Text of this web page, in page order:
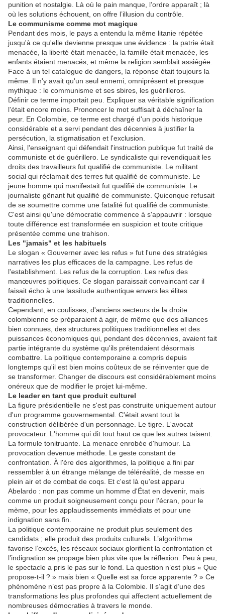
punition et nostalgie. Là où le pain manque, l’ordre apparaît ; là
où les solutions échouent, on offre l’illusion du contrôle.
Le communisme comme mot magique
Pendant des mois, le pays a entendu la même litanie répétée
jusqu'à ce qu'elle devienne presque une évidence : la patrie était
menacée, la liberté était menacée, la famille était menacée, les
enfants étaient menacés, et même la religion semblait assiégée.
Face à un tel catalogue de dangers, la réponse était toujours la
même. Il n'y avait qu'un seul ennemi, omniprésent et presque
mythique : le communisme et ses sbires, les guérilleros.
Définir ce terme importait peu. Expliquer sa véritable signification
l'était encore moins. Prononcer le mot suffisait à déchaîner la
peur. En Colombie, ce terme est chargé d'un poids historique
considérable et a servi pendant des décennies à justifier la
persécution, la stigmatisation et l'exclusion.
Ainsi, l'enseignant qui défendait l'instruction publique fut traité de
communiste et de guérillero. Le syndicaliste qui revendiquait les
droits des travailleurs fut qualifié de communiste. Le militant
social qui réclamait des terres fut qualifié de communiste. Le
jeune homme qui manifestait fut qualifié de communiste. Le
journaliste gênant fut qualifié de communiste. Quiconque refusait
de se soumettre comme une fatalité fut qualifié de communiste.
C'est ainsi qu'une démocratie commence à s'appauvrir : lorsque
toute différence est transformée en suspicion et toute critique
présentée comme une trahison.
Les "jamais" et les habituels
Le slogan « Gouverner avec les refus » fut l'une des stratégies
narratives les plus efficaces de la campagne. Les refus de
l'establishment. Les refus de la corruption. Les refus des
manœuvres politiques. Ce slogan paraissait convaincant car il
faisait écho à une lassitude authentique envers les élites
traditionnelles.
Cependant, en coulisses, d'anciens secteurs de la droite
colombienne se préparaient à agir, de même que des alliances
bien connues, des structures politiques traditionnelles et des
puissances économiques qui, pendant des décennies, avaient fait
partie intégrante du système qu'ils prétendaient désormais
combattre. La politique contemporaine a compris depuis
longtemps qu'il est bien moins coûteux de se réinventer que de
se transformer. Changer de discours est considérablement moins
onéreux que de modifier le projet lui-même.
Le leader en tant que produit culturel
La figure présidentielle ne s'est pas construite uniquement autour
d'un programme gouvernemental. C'était avant tout la
construction délibérée d'un personnage. Le tigre. L'avocat
provocateur. L'homme qui dit tout haut ce que les autres taisent.
La formule tonitruante. La menace enrobée d'humour. La
provocation devenue méthode. Le geste constant de
confrontation. À l'ère des algorithmes, la politique a fini par
ressembler à un étrange mélange de téléréalité, de messe en
plein air et de combat de coqs. Et c'est là qu'est apparu
Abelardo : non pas comme un homme d'État en devenir, mais
comme un produit soigneusement conçu pour l'écran, pour le
mème, pour les applaudissements immédiats et pour une
indignation sans fin.
La politique contemporaine ne produit plus seulement des
candidats ; elle produit des produits culturels. L’algorithme
favorise l’excès, les réseaux sociaux glorifient la confrontation et
l’indignation se propage bien plus vite que la réflexion. Peu à peu,
le spectacle a pris le pas sur le fond. La question n’est plus « Que
propose-t-il ? » mais bien « Quelle est sa force apparente ? » Ce
phénomène n’est pas propre à la Colombie. Il s’agit d’une des
transformations les plus profondes qui affectent actuellement de
nombreuses démocraties à travers le monde.